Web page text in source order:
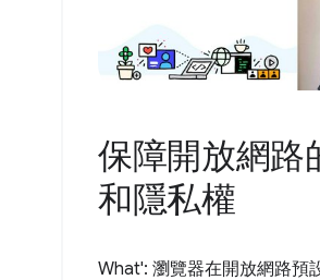
保障開放網路
和隱私權
What': 瀏覽器在開放網路預